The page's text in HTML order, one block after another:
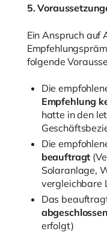
5.
Ein Anspruch auf
folgende
Die
Empfehlung
hatte in den
Die
beauftragt
Solaranlage,
vergleichbare
Das
abgeschlossen
erfolgt)